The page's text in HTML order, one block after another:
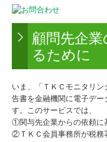
採用情報
顧問先企
るために
いま、「ＴＫＣモニタリ
告書を金融機関に電子デー
す。このサービスでは、
①関与先企業からの依頼に
②ＴＫＣ会員事務所が税務